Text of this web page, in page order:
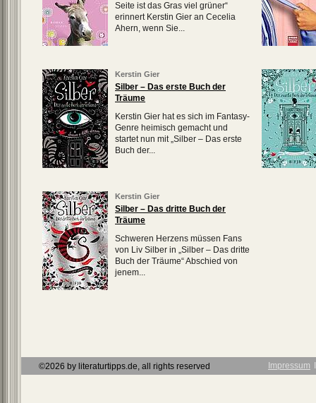
Seite ist das Gras viel grüner“
erinnert Kerstin Gier an Cecelia
Ahern, wenn Sie...
Kerstin Gier
Silber – Das erste Buch der
Träume
Kerstin Gier hat es sich im Fantasy-
Genre heimisch gemacht und
startet nun mit „Silber – Das erste
Buch der...
Kerstin Gier
Silber – Das dritte Buch der
Träume
Schweren Herzens müssen Fans
von Liv Silber in „Silber – Das dritte
Buch der Träume“ Abschied von
jenem...
©2026 by literaturtipps.de, all rights reserved Impressum